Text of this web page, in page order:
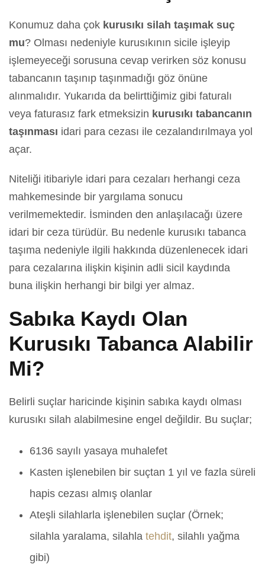
Konumuz daha çok kurusıkı silah taşımak suç
mu? Olması nedeniyle kurusıkının sicile işleyip
işlemeyeceği sorusuna cevap verirken söz konusu
tabancanın taşınıp taşınmadığı göz önüne
alınmalıdır. Yukarıda da belirttiğimiz gibi faturalı
veya faturasız fark etmeksizin kurusıkı tabancanın
taşınması idari para cezası ile cezalandırılmaya yol
açar.
Niteliği itibariyle idari para cezaları herhangi ceza
mahkemesinde bir yargılama sonucu
verilmemektedir. İsminden den anlaşılacağı üzere
idari bir ceza türüdür. Bu nedenle kurusıkı tabanca
taşıma nedeniyle ilgili hakkında düzenlenecek idari
para cezalarına ilişkin kişinin adli sicil kaydında
buna ilişkin herhangi bir bilgi yer almaz.
Sabıka Kaydı Olan
Kurusıkı Tabanca Alabilir
Mi?
Belirli suçlar haricinde kişinin sabıka kaydı olması
kurusıkı silah alabilmesine engel değildir. Bu suçlar;
6136 sayılı yasaya muhalefet
Kasten işlenebilen bir suçtan 1 yıl ve fazla süreli
hapis cezası almış olanlar
Ateşli silahlarla işlenebilen suçlar (Örnek;
silahla yaralama, silahla tehdit, silahlı yağma
gibi)